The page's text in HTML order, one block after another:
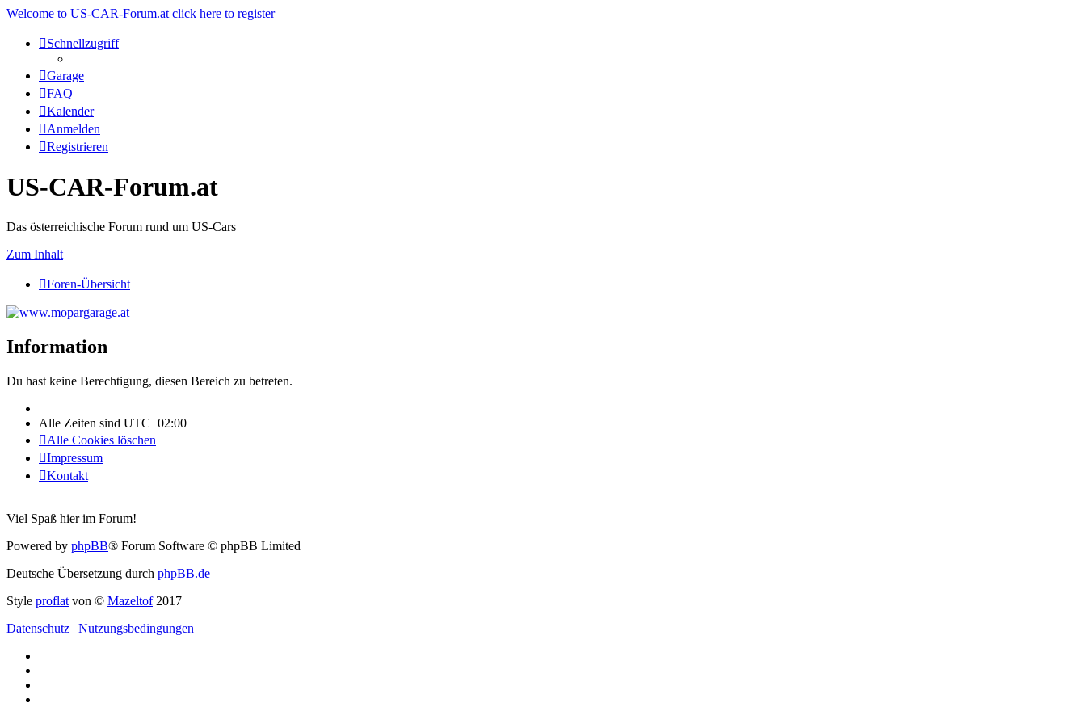
Welcome to US-CAR-Forum.at click here to register
Schnellzugriff
Garage
FAQ
Kalender
Anmelden
Registrieren
US-CAR-Forum.at
Das österreichische Forum rund um US-Cars
Zum Inhalt
Foren-Übersicht
Information
Du hast keine Berechtigung, diesen Bereich zu betreten.
Alle Zeiten sind UTC+02:00
Alle Cookies löschen
Impressum
Kontakt
Viel Spaß hier im Forum!
Powered by phpBB® Forum Software © phpBB Limited
Deutsche Übersetzung durch phpBB.de
Style proflat von © Mazeltof2017
Datenschutz | Nutzungsbedingungen